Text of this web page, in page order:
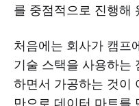
를 중점적으로 진행해
처음에는 회사가 캠프
기술 스택을 사용하는
하면서 가공하는 것이
만으로 데이터 마트를